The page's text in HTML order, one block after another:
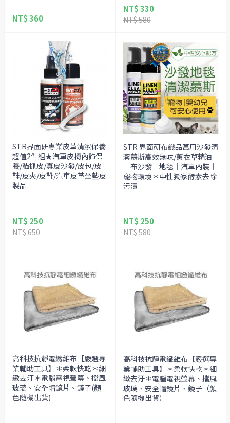
NT$ 360
NT$ 330
NT$ 580
STR界面研專業皮革清潔保養
超值2件組★汽車皮椅內飾保
養/貓抓皮/真皮沙發/皮包/皮
鞋/皮夾/皮靴/汽車皮革坐墊皮
製品
NT$ 250
NT$ 650
STR 界面研布織品萬用沙發清
潔慕斯高效無味/薰衣草精油
｜布沙發｜地毯｜汽車內裝｜
寵物環境＊中性獨家酵素去除
污漬
NT$ 250
NT$ 580
高科技抗靜電纖維布【嚴選專
業輔助工具】＊柔軟快乾＊細
緻去汙＊電腦電視螢幕、擋風
玻璃、安全帽鏡片、鏡子(顏
色隨機出貨)
高科技抗靜電纖維布【嚴選專
業輔助工具】＊柔軟快乾＊細
緻去汙＊電腦電視螢幕、擋風
玻璃、安全帽鏡片、鏡子（顏
色隨機出貨）